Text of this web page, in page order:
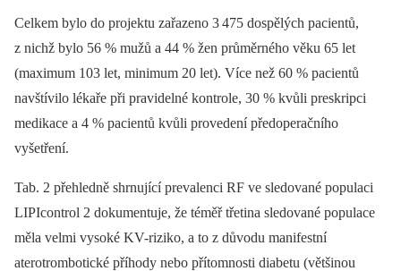
Celkem bylo do projektu zařazeno 3 475 dospělých pacientů,
z nichž bylo 56 % mužů a 44 % žen průměrného věku 65 let
(maximum 103 let, minimum 20 let). Více než 60 % pacientů
navštívilo lékaře při pravidelné kontrole, 30 % kvůli preskripci
medikace a 4 % pacientů kvůli provedení předoperačního
vyšetření.
Tab. 2 přehledně shrnující prevalenci RF ve sledované populaci
LIPIcontrol 2 dokumentuje, že téměř třetina sledované populace
měla velmi vysoké KV-riziko, a to z důvodu manifestní
aterotrombotické příhody nebo přítomnosti diabetu (většinou